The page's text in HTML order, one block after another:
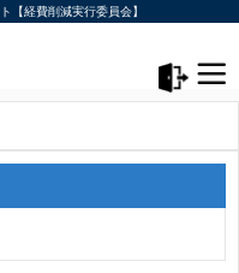
【経費削減実行委員会】